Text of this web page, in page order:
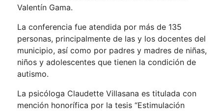
Valentín Gama.
La conferencia fue atendida por más de 135
personas, principalmente de las y los docentes del
municipio, así como por padres y madres de niñas,
niños y adolescentes que tienen la condición de
autismo.
La psicóloga Claudette Villasana es titulada con
mención honorífica por la tesis “Estimulación